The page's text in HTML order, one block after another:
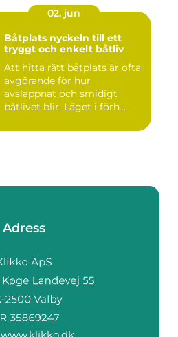
02. jun
Båtplats nyckeln till ett
tryggt och enkelt båtliv
Att hitta rätt båtplats är ofta
avgörande för hur
avslappnat och smidigt
båtlivet blir. Läget i förh...
Adress
www.klikko.dk